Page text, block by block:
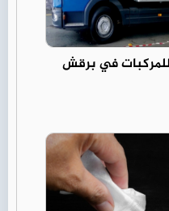
في برقش